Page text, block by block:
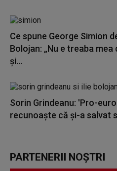
Ce spune George Simion
Bolojan: „Nu e treaba
şi...
Sorin Grindeanu: 'Pro-
recunoaşte că şi-a salvat
PARTENERII NOȘTRI